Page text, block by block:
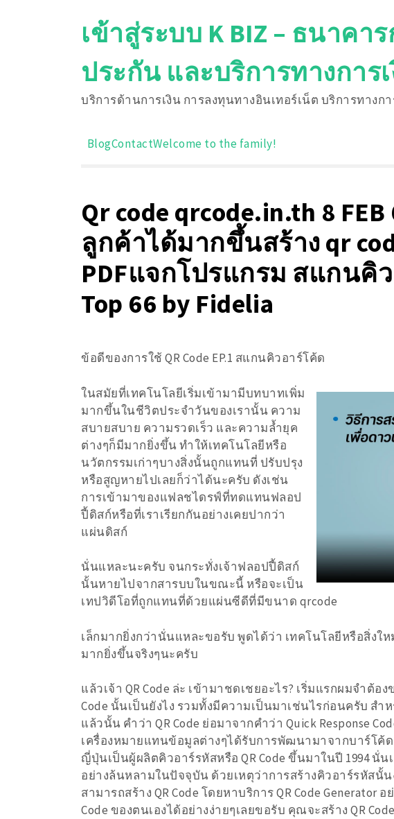
เข้าสู่ระบบ K BIZ – ธนาค
ประกัน และบริการทางการ
บริการด้านการเงิน การลงทุนทางอินเทอร์เน็ต บริการทาง
BlogContactWelcome to the family!
Qr code qrcode.in.th 8
ลูกค้าได้มากขึ้นสร้าง qr
PDFแจกโปรแกรม สแกนคิ
Top 66 by Fidelia
ข้อดีของการใช้ QR Code EP.1 สแกนคิวอาร์โค้ด
ในสมัยที่เทคโนโลยีเริ่มเข้ามามีบทบาทเพิ่ม
มากขึ้นในชีวิตประจำวันของเรานั้น ความ
สบายสบาย ความรวดเร็ว และความล้ำยุค
ต่างๆก็มีมากยิ่งขึ้น ทำให้เทคโนโลยีหรือ
นวัตกรรมเก่าๆบางสิ่งนั้นถูกแทนที่ ปรับปรุง
หรือสูญหายไปเลยก็ว่าได้นะครับ ดังเช่น
การเข้ามาของแฟลชไดรฟ์ที่ทดแทนฟลอป
ปี้ดิสก์หรือที่เราเรียกกันอย่างเคยปากว่า
แผ่นดิสก์
นั่นแหละนะครับ จนกระทั่งเจ้าฟลอปปี้ดิสก์
นั้นหายไปจากสารบบในขณะนี้ หรือจะเป็น
เทปวิดีโอที่ถูกแทนที่ด้วยแผ่นซีดีที่มีขนาด qrcode
เล็กมากยิ่งกว่านั่นแหละขอรับ พูดได้ว่า เทคโนโลยีหรือสิ่ง
มากยิ่งขึ้นจริงๆนะครับ
แล้วเจ้า QR Code ล่ะ เข้ามาชดเชยอะไร? เริ่มแรกผมจำต้
Code นั้นเป็นยังไง รวมทั้งมีความเป็นมาเช่นไรก่อนครับ สำห
แล้วนั้น คำว่า QR Code ย่อมาจากคำว่า Quick Response
เครื่องหมายแทนข้อมูลต่างๆได้รับการพัฒนามาจากบาร์โค้ด
ญี่ปุ่นเป็นผู้ผลิตคิวอาร์รหัสหรือ QR Code ขึ้นมาในปี 1994 นั่
อย่างล้นหลามในปัจจุบัน ด้วยเหตุว่าการสร้างคิวอาร์รหัสนั้
สามารถสร้าง QR Code โดยหาบริการ QR Code Generator อ
Code ของตนเองได้อย่างง่ายๆเลยขอรับ คุณจะสร้าง QR